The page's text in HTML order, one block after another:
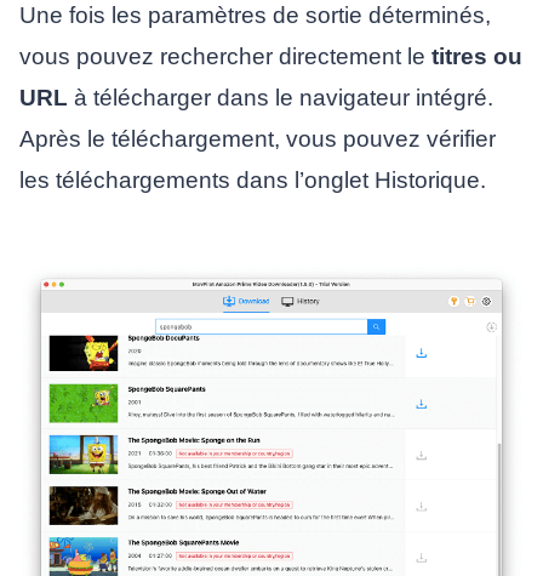
Une fois les paramètres de sortie déterminés,
vous pouvez rechercher directement le titres ou
URL à télécharger dans le navigateur intégré.
Après le téléchargement, vous pouvez vérifier
les téléchargements dans l’onglet Historique.